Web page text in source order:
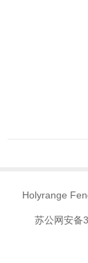
Holyrange
苏公网安备